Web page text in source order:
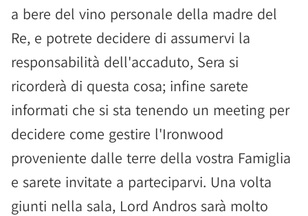
a bere del vino personale della madre del
Re, e potrete decidere di assumervi la
responsabilità dell'accaduto, Sera si
ricorderà di questa cosa; infine sarete
informati che si sta tenendo un meeting per
decidere come gestire l'Ironwood
proveniente dalle terre della vostra Famiglia
e sarete invitate a parteciparvi. Una volta
giunti nella sala, Lord Andros sarà molto